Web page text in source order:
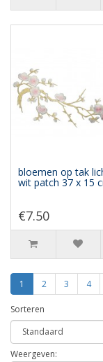
bloemen op tak
wit patch 37 x 15
€7.50
1 2 3 4
Sorteren
Weergeven: